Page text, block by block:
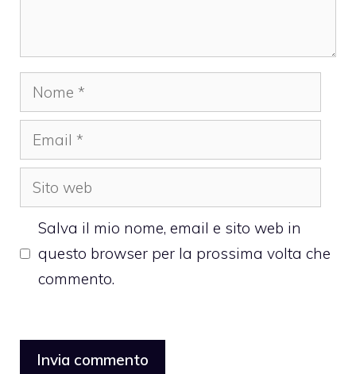
Nome
Email
Sito
web
Salva il mio nome, email e sito web in
questo browser per la prossima volta che
commento.